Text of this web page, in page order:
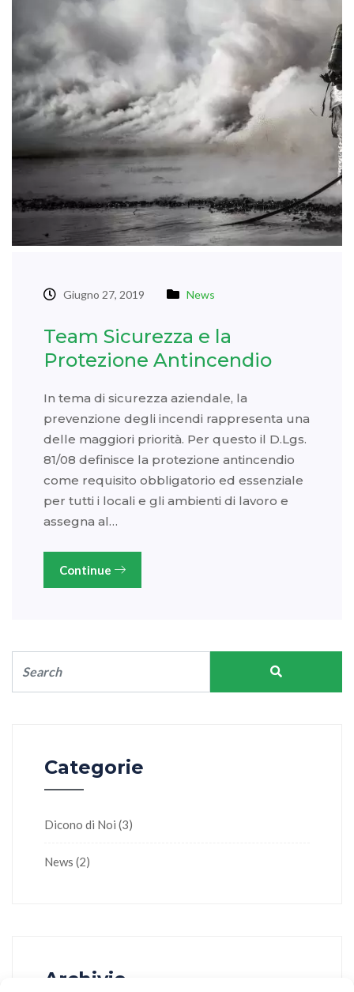
Giugno 27, 2019 News
Team Sicurezza e la
Protezione Antincendio
In tema di sicurezza aziendale, la
prevenzione degli incendi rappresenta una
delle maggiori priorità. Per questo il D.Lgs.
81/08 definisce la protezione antincendio
come requisito obbligatorio ed essenziale
per tutti i locali e gli ambienti di lavoro e
assegna al…
Continue
Categorie
Dicono di Noi (3)
News (2)
Archivio